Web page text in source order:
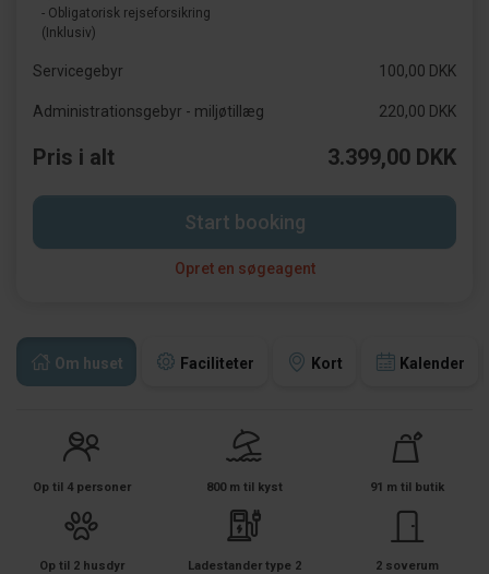
Om huset Faciliteter Kort Kalender
Op til 4 personer 800 m til kyst 91 m til butik
Op til 2 husdyr Ladestander type 2 2 soverum
- Obligatorisk rejseforsikring
(Inklusiv)
Servicegebyr 100,00 DKK
Administrationsgebyr - miljøtillæg 220,00 DKK
Pris i alt 3.399,00 DKK
Start booking
Opret en søgeagent